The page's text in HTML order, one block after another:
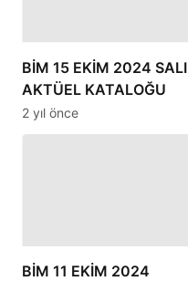
BİM 15 EKİM 2024 SALI
AKTÜEL KATALOĞU
2 yıl önce
BİM 11 EKİM 2024